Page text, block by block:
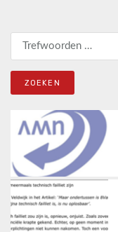
Zoeken naar: